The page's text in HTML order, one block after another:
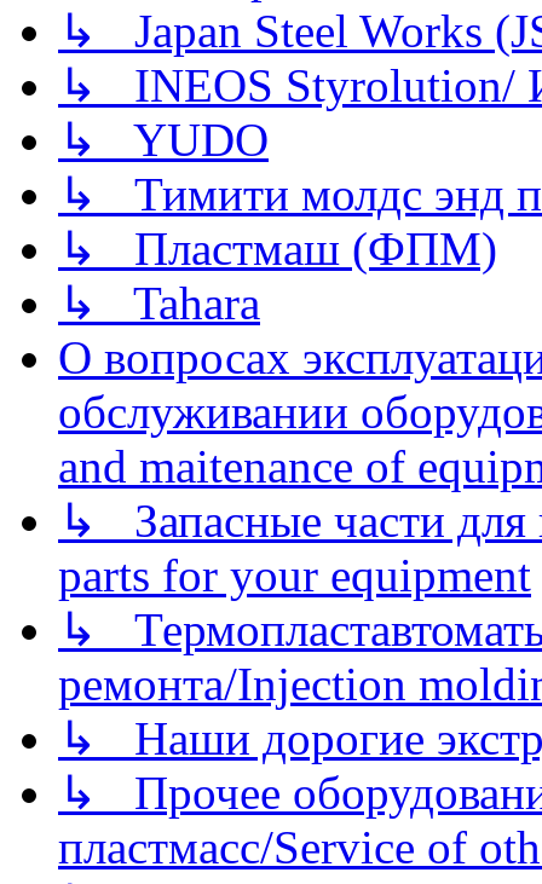
↳ Japan Steel Works
↳ INEOS
↳ YUDO
↳ Тимити молдс энд
↳ Пластмаш (ФПМ)
↳ Tahara
О вопросах
обслуживании
and maitenance of
↳ Запасные части для
parts for your equipment
↳
ремонта/Injection
↳ Наши дорогие
↳ Прочее
пластмасс/Service of